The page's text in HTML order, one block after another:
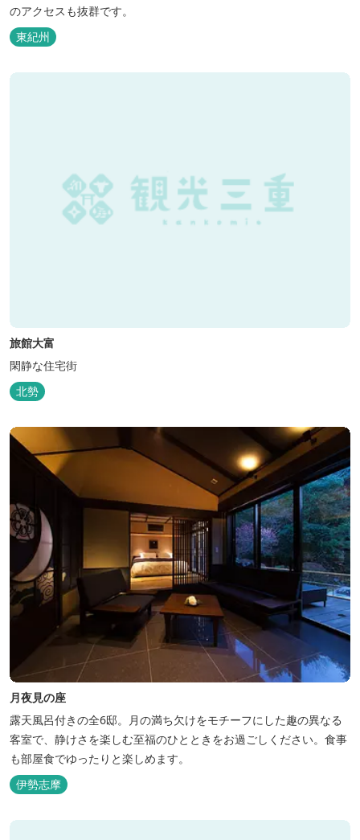
のアクセスも抜群です。
東紀州
旅館大富
閑静な住宅街
北勢
月夜見の座
露天風呂付きの全6邸。月の満ち欠けをモチーフにした趣の異なる
客室で、静けさを楽しむ至福のひとときをお過ごしください。食事
も部屋食でゆったりと楽しめます。
伊勢志摩